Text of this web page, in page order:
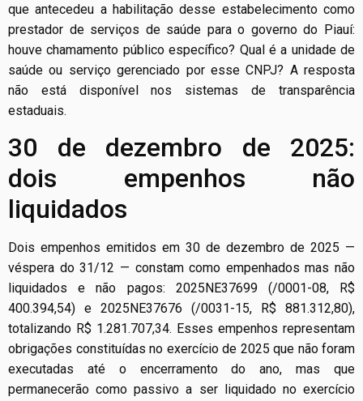
que antecedeu a habilitação desse estabelecimento como
prestador de serviços de saúde para o governo do Piauí:
houve chamamento público específico? Qual é a unidade de
saúde ou serviço gerenciado por esse CNPJ? A resposta
não está disponível nos sistemas de transparência
estaduais.
30 de dezembro de 2025:
dois empenhos não
liquidados
Dois empenhos emitidos em 30 de dezembro de 2025 —
véspera do 31/12 — constam como empenhados mas não
liquidados e não pagos: 2025NE37699 (/0001-08, R$
400.394,54) e 2025NE37676 (/0031-15, R$ 881.312,80),
totalizando R$ 1.281.707,34. Esses empenhos representam
obrigações constituídas no exercício de 2025 que não foram
executadas até o encerramento do ano, mas que
permanecerão como passivo a ser liquidado no exercício